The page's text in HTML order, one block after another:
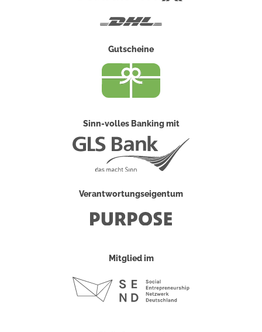
Gutscheine
Sinn-volles Banking mit
Verantwortungseigentum
Mitglied im